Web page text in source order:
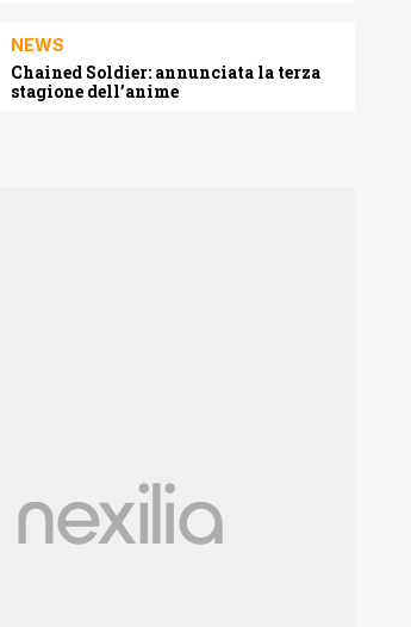
NEWS
Chained Soldier: annunciata la terza
stagione dell’anime